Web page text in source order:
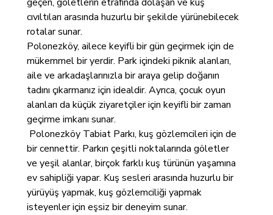
cıvıltıları arasında huzurlu bir şekilde yürünebilecek
rotalar sunar.
Polonezköy, ailece keyifli bir gün geçirmek için de
mükemmel bir yerdir. Park içindeki piknik alanları,
aile ve arkadaşlarınızla bir araya gelip doğanın
tadını çıkarmanız için idealdir. Ayrıca, çocuk oyun
alanları da küçük ziyaretçiler için keyifli bir zaman
geçirme imkanı sunar.
Polonezköy Tabiat Parkı, kuş gözlemcileri için de
bir cennettir. Parkın çeşitli noktalarında göletler
ve yeşil alanlar, birçok farklı kuş türünün yaşamına
ev sahipliği yapar. Kuş sesleri arasında huzurlu bir
yürüyüş yapmak, kuş gözlemciliği yapmak
isteyenler için eşsiz bir deneyim sunar.